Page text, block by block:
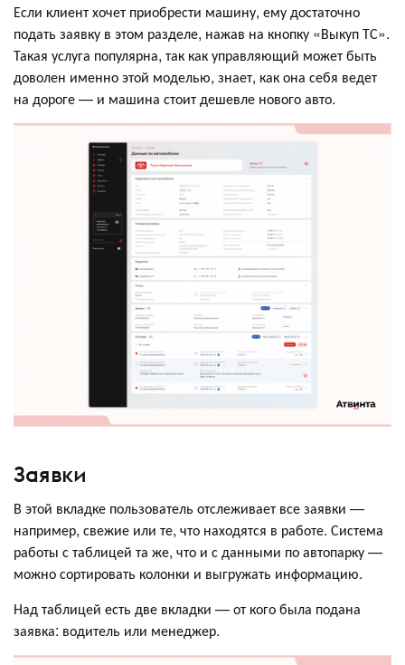
Если клиент хочет приобрести машину, ему достаточно
подать заявку в этом разделе, нажав на кнопку «Выкуп ТС».
Такая услуга популярна, так как управляющий может быть
доволен именно этой моделью, знает, как она себя ведет
на дороге — и машина стоит дешевле нового авто.
Заявки
В этой вкладке пользователь отслеживает все заявки —
например, свежие или те, что находятся в работе. Система
работы с таблицей та же, что и с данными по автопарку —
можно сортировать колонки и выгружать информацию.
Над таблицей есть две вкладки — от кого была подана
заявка: водитель или менеджер.